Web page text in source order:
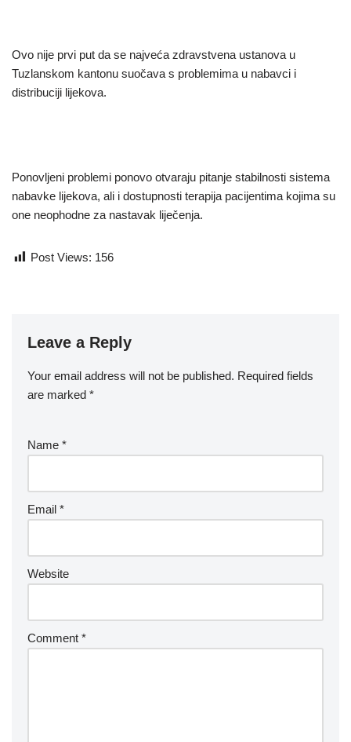
Ovo nije prvi put da se najveća zdravstvena ustanova u
Tuzlanskom kantonu suočava s problemima u nabavci i
distribuciji lijekova.
Ponovljeni problemi ponovo otvaraju pitanje stabilnosti sistema
nabavke lijekova, ali i dostupnosti terapija pacijentima kojima su
one neophodne za nastavak liječenja.
Post Views: 156
Leave a Reply
Your email address will not be published. Required fields
are marked *
Name *
Email *
Website
Comment *